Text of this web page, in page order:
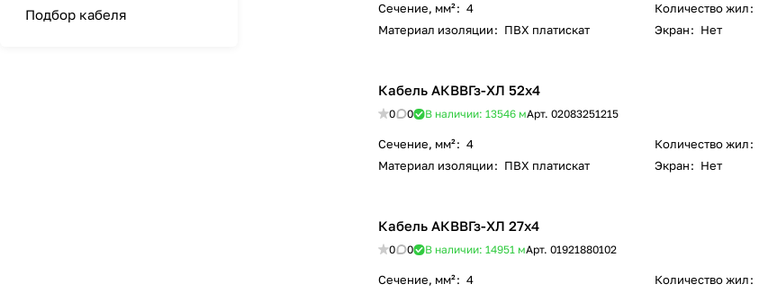
Сечение, мм²: 4 Количество жил:
Материал изоляции: ПВХ платискат Экран: Нет
Кабель АКВВГз-ХЛ 52х4
0 0 В наличии: 13546 мАрт. 02083251215
Сечение, мм²: 4 Количество жил:
Материал изоляции: ПВХ платискат Экран: Нет
Кабель АКВВГз-ХЛ 27х4
0 0 В наличии: 14951 мАрт. 01921880102
Сечение, мм²: 4 Количество жил:
Подбор кабеля